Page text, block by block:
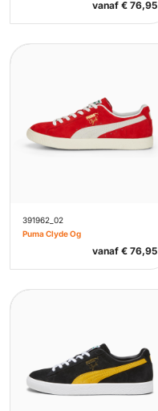
vanaf € 76,95
391962_02
Puma Clyde Og
vanaf € 76,95